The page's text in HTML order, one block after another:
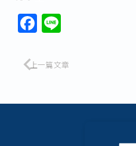
F
a
c
b
Li
e
上一篇文章